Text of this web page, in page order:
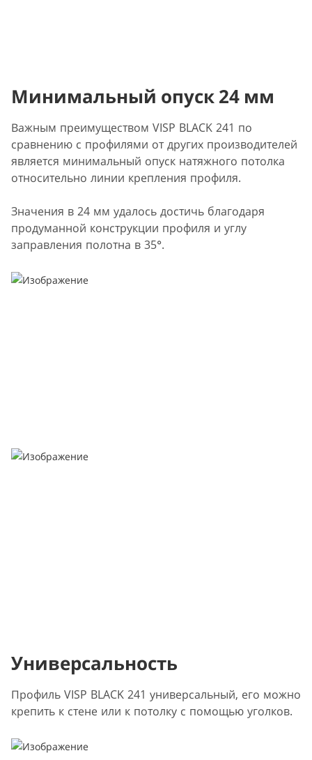
Минимальный опуск 24 мм
Важным преимуществом VISP BLACK 241 по
сравнению с профилями от других производителей
является минимальный опуск натяжного потолка
относительно линии крепления профиля.
Значения в 24 мм удалось достичь благодаря
продуманной конструкции профиля и углу
заправления полотна в 35°.
Универсальность
Профиль VISP BLACK 241 универсальный, его можно
крепить к стене или к потолку с помощью уголков.